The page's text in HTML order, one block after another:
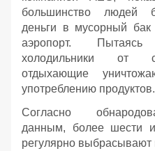
большинство людей
деньги в мусорный
аэропорт. Пытаясь
холодильники от
отдыхающие
употреблению продуктов.
Согласно
данным, более шести
регулярно